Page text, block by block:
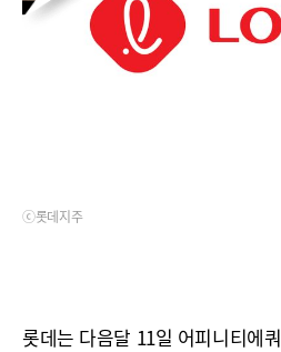
ⓒ롯데지주
롯데는 다음달 11일 어피니티에